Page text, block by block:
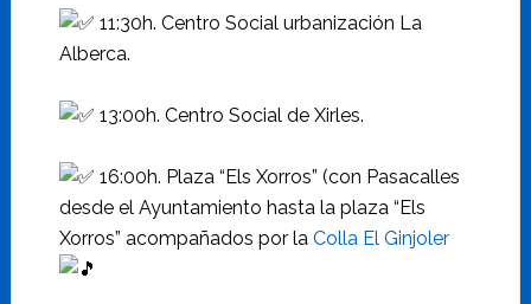
11:30h. Centro Social urbanización La
Alberca.
13:00h. Centro Social de Xirles.
16:00h. Plaza “Els Xorros” (con Pasacalles
desde el Ayuntamiento hasta la plaza “Els
Xorros” acompañados por la Colla El Ginjoler